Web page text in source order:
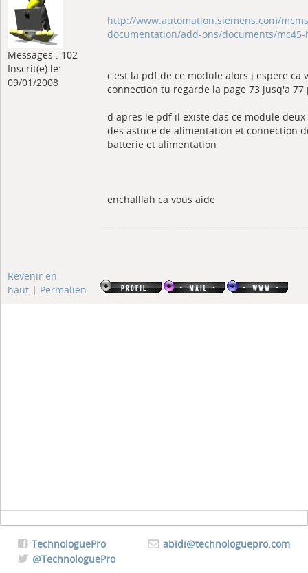
Messages : 102
Inscrit(e) le:
09/01/2008
http://www.automation.siemens.com/
documentation/add-ons/documents/
c'est la pdf de ce module alors j espere ca
connection tu regarde la page 73 jusq'a
d apres le pdf il existe das ce module
des astuce de alimentation et connection
batterie et alimentation
enchalllah ca vous aide
Revenir en
haut | Permalien
abidi@technologuepro.com
TechnologuePro
@TechnologuePro